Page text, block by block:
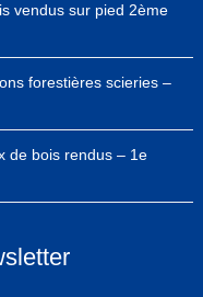
vendus sur pied 2ème
forestières scieries –
de bois rendus – 1e